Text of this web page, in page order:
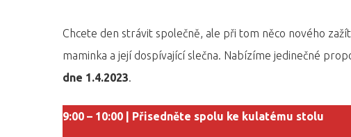
Chcete den strávit společně, ale při tom něco nového
maminka a její dospívající slečna. Nabízíme jedinečné
dne 1.4.2023.
9:00 – 10:00 | Přisedněte spolu ke kulatému stolu